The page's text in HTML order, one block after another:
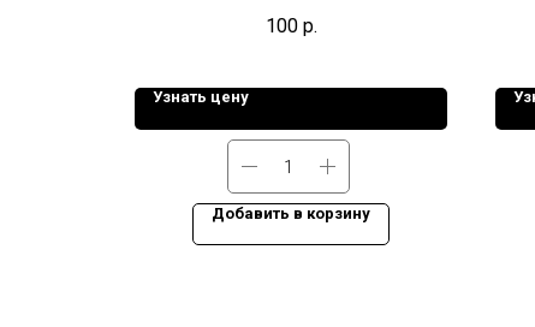
100 р.
Узнать цену
Добавить в корзину